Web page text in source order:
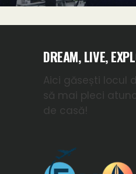
DREAM, LIVE,
Aici găsești locul
să mai pleci
de casă!